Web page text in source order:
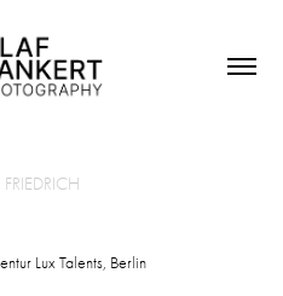
Lux Talents, Berlin